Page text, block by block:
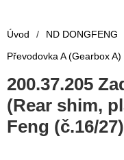
Úvod / ND DONGFENG
Převodovka A (Gearbox A)
200.37.205
(Rear shim,
Feng (č.16/27)